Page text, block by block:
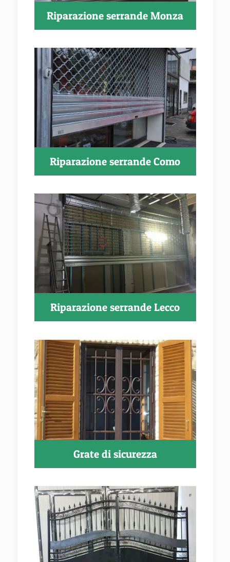
Riparazione serrande Monza
Riparazione serrande Como
Riparazione serrande Lecco
Grate di sicurezza